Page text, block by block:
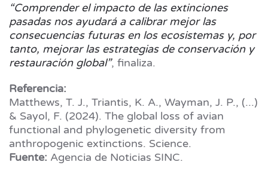
“Comprender el impacto de las extinciones
pasadas nos ayudará a calibrar mejor las
consecuencias futuras en los ecosistemas y, por
tanto, mejorar las estrategias de conservación y
restauración global”, finaliza.
Referencia:
Matthews, T. J., Triantis, K. A., Wayman, J. P., (...)
& Sayol, F. (2024). The global loss of avian
functional and phylogenetic diversity from
anthropogenic extinctions. Science.
Fuente: Agencia de Noticias SINC.